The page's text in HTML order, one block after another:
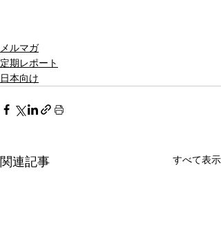
メルマガ
定期レポート
日本向け
関連記事 すべて表示